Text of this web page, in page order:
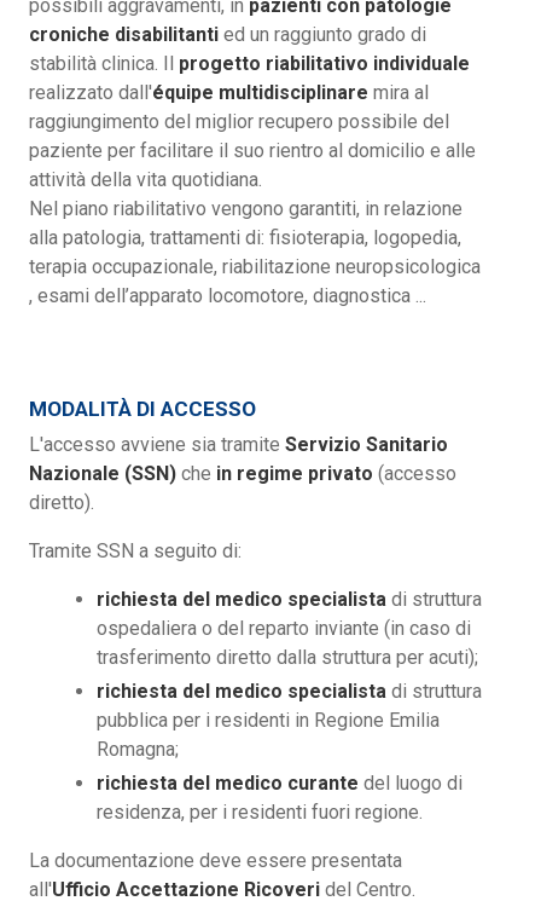
possibili aggravamenti, in pazienti con patologie
croniche disabilitanti ed un raggiunto grado di
stabilità clinica. Il progetto riabilitativo individuale
realizzato dall'équipe multidisciplinare mira al
raggiungimento del miglior recupero possibile del
paziente per facilitare il suo rientro al domicilio e alle
attività della vita quotidiana.
Nel piano riabilitativo vengono garantiti, in relazione
alla patologia, trattamenti di: fisioterapia, logopedia,
terapia occupazionale, riabilitazione neuropsicologica
, esami dell’apparato locomotore, diagnostica ...
MODALITÀ DI ACCESSO
L'accesso avviene sia tramite Servizio Sanitario
Nazionale (SSN) che in regime privato (accesso
diretto).
Tramite SSN a seguito di:
richiesta del medico specialista di struttura
ospedaliera o del reparto inviante (in caso di
trasferimento diretto dalla struttura per acuti);
richiesta del medico specialista di struttura
pubblica per i residenti in Regione Emilia
Romagna;
richiesta del medico curante del luogo di
residenza, per i residenti fuori regione.
La documentazione deve essere presentata
all'Ufficio Accettazione Ricoveri del Centro.